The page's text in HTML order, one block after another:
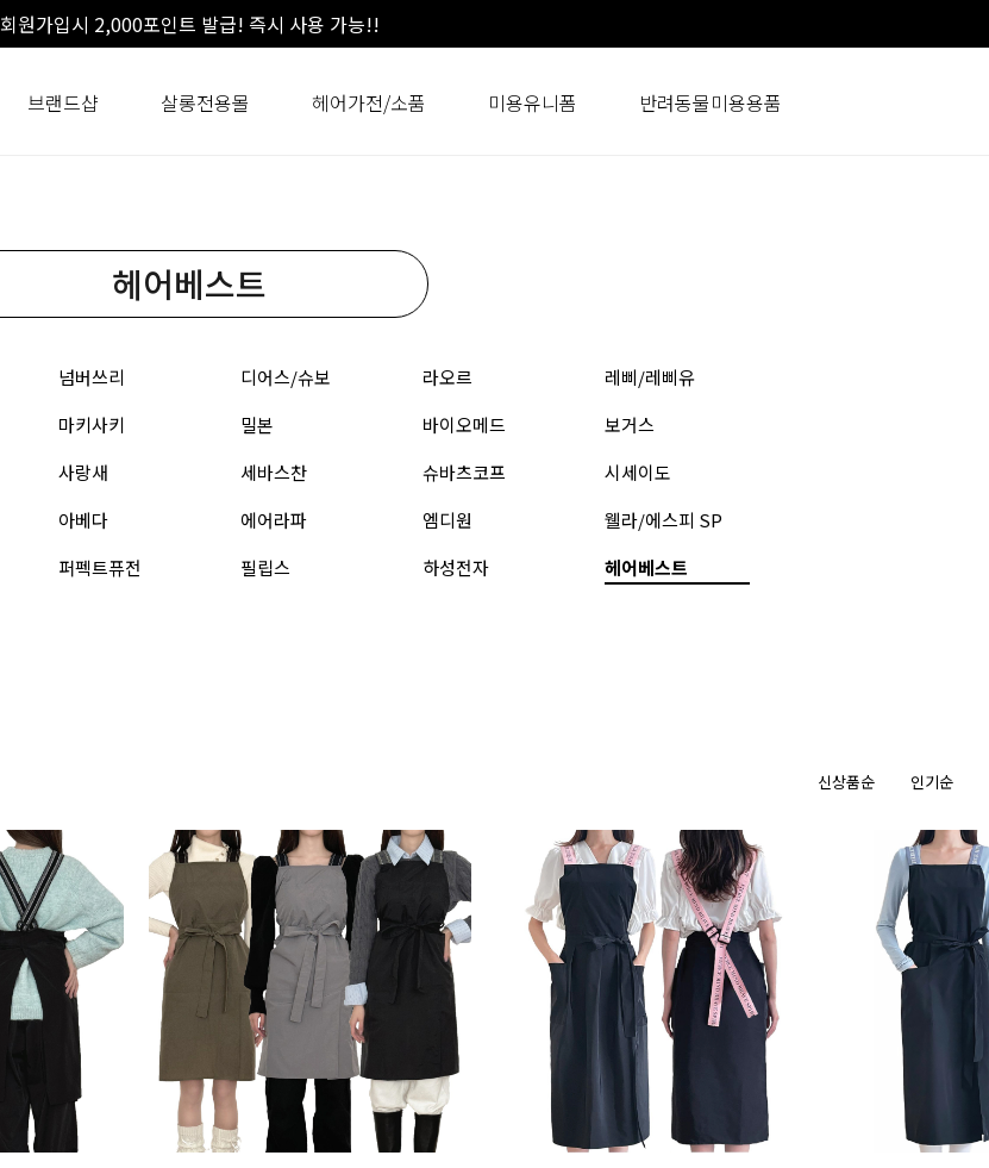
회원가입시 2,000포인트 발급! 즉시 사용 가능!!
브랜드샵 살롱전용몰 헤어가전/소품 미용유니폼 반려동물미용용품
헤어베스트
넘버쓰리 디어스/슈보 라오르
레삐/레삐유
마키사키 밀본 바이오메드
보거스
사랑새 세바스찬 슈바츠코프
시세이도
아베다 에어라파 엠디원
웰라/에스피 SP
퍼펙트퓨전 필립스 하성전자
헤어베스트
신상품순 인기순